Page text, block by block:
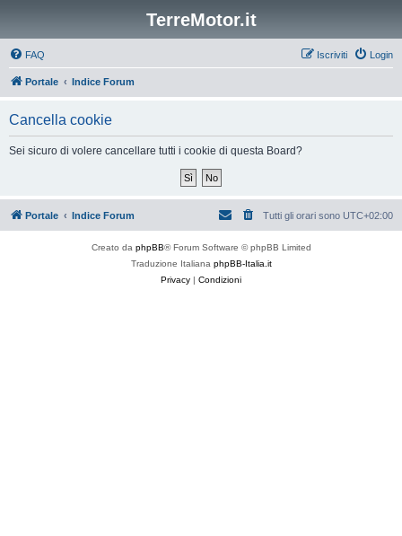
TerreMotor.it
FAQ Login
Iscriviti
Portale Indice Forum
Cancella cookie
Sei sicuro di volere cancellare tutti i cookie di questa Board?
Portale Indice Forum Tutti gli orari sono UTC+02:00
Creato da phpBB® Forum Software © phpBB Limited
Traduzione Italiana phpBB-Italia.it
Privacy | Condizioni